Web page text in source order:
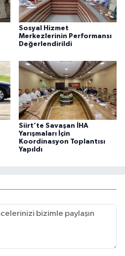
Sosyal Hizmet
Merkezlerinin Performansı
Değerlendirildi
Siirt’te Savaşan İHA
Yarışmaları İçin
Koordinasyon Toplantısı
Yapıldı